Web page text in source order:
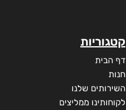
קטגוריות
דף הבית
חנות
השירותים שלנו
לקוחותינו ממליצים